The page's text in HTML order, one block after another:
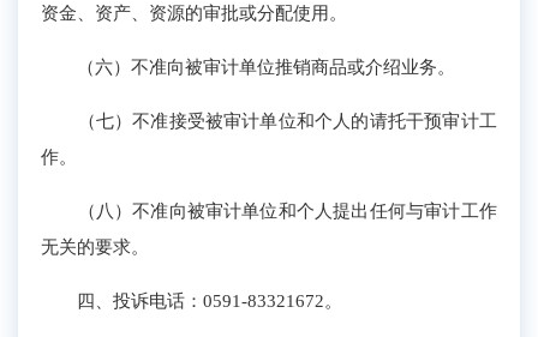
资金、资产、资源的审批或分配使用。
（六）不准向被审计单位推销商品或介绍业务。
（七）不准接受被审计单位和个人的请托干预审计工
作。
（八）不准向被审计单位和个人提出任何与审计工作
无关的要求。
四、投诉电话：0591-83321672。